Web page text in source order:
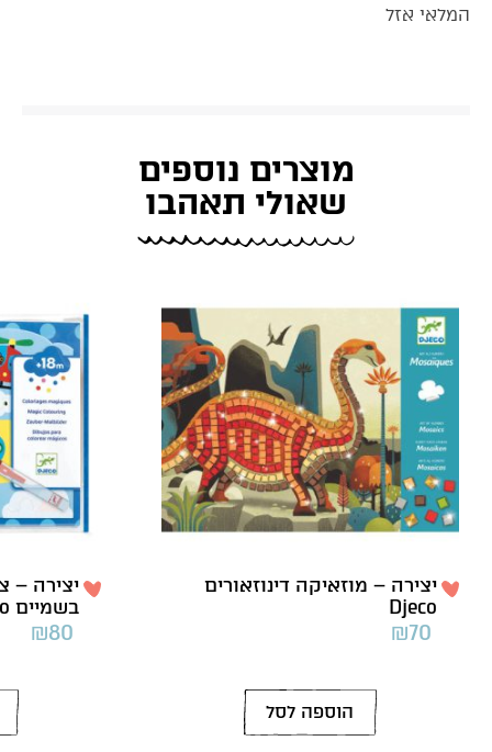
המלאי אזל
מוצרים נוספים
שאולי תאהבו
יצירה – מוזאיקה דינוזאורים
Djeco
₪70
הוספה לסל
יצירה –
בשמיים Djeco
₪80